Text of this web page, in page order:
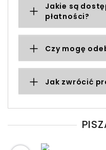
Jakie są
płatności?
Czy mogę
Jak zwrócić